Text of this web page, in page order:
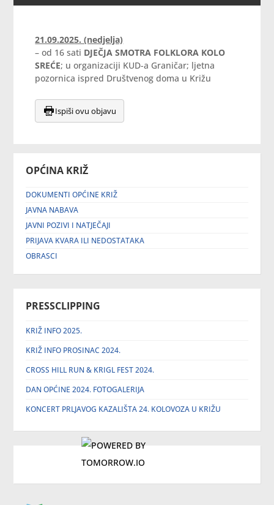
OPĆINA KRIŽ
DOKUMENTI OPĆINE KRIŽ
JAVNA NABAVA
JAVNI POZIVI I NATJEČAJI
PRIJAVA KVARA ILI NEDOSTATAKA
OBRASCI
PRESSCLIPPING
KRIŽ INFO 2025.
KRIŽ INFO PROSINAC 2024.
CROSS HILL RUN & KRIGL FEST 2024.
DAN OPĆINE 2024. FOTOGALERIJA
KONCERT PRLJAVOG KAZALIŠTA 24. KOLOVOZA U KRIŽU
21.09.2025. (nedjelja)
– od 16 sati DJEČJA SMOTRA FOLKLORA KOLO
SREĆE; u organizaciji KUD-a Graničar; ljetna
pozornica ispred Društvenog doma u Križu
Ispiši ovu objavu